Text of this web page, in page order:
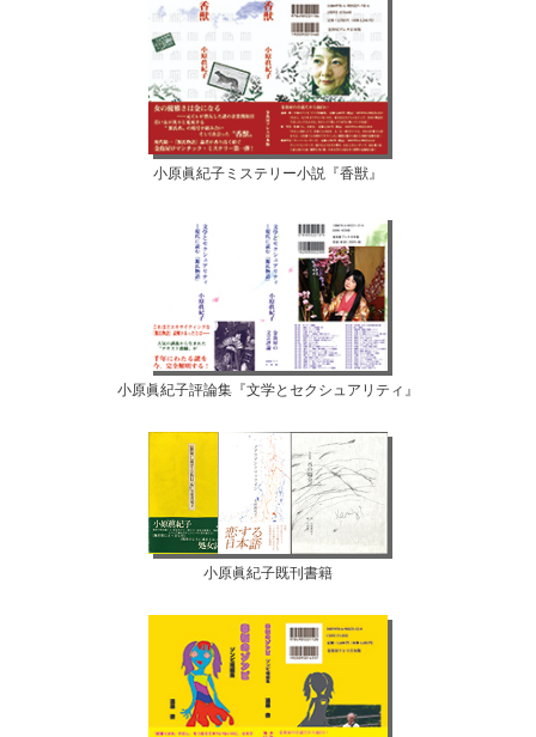
小原眞紀子ミステリー小説『香獣』
小原眞紀子評論集『文学とセクシュアリティ』
小原眞紀子既刊書籍